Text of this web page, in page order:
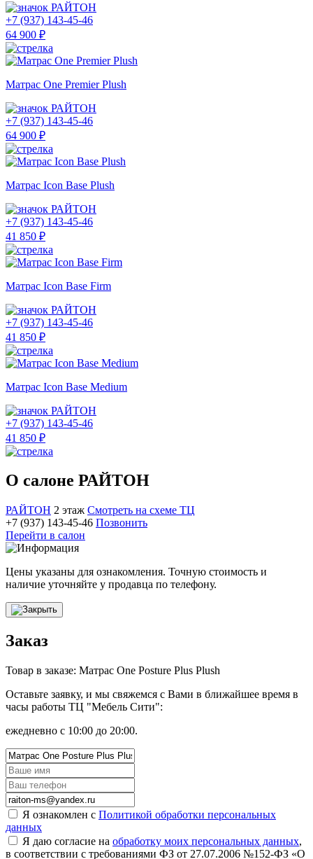
РАЙТОН
+7 (937) 143-45-46
64 900 ₽
Матрас One Premier Plush
РАЙТОН
+7 (937) 143-45-46
64 900 ₽
Матрас Icon Base Plush
РАЙТОН
+7 (937) 143-45-46
41 850 ₽
Матрас Icon Base Firm
РАЙТОН
+7 (937) 143-45-46
41 850 ₽
Матрас Icon Base Medium
РАЙТОН
+7 (937) 143-45-46
41 850 ₽
О салоне РАЙТОН
РАЙТОН 2 этаж Смотреть на схеме ТЦ
+7 (937) 143-45-46 Позвонить
Перейти в салон
Цены указаны для ознакомления. Точную стоимость и
наличие уточняйте у продавца по телефону.
Заказ
Товар в заказе: Матрас One Posture Plus Plush
Оставьте заявку, и мы свяжемся с Вами в ближайшее время в
часы работы ТЦ "Мебель Сити":
ежедневно с 10:00 до 20:00.
Я ознакомлен с Политикой обработки персональных
данных
Я даю согласие на обработку моих персональных данных,
в соответствии с требованиями ФЗ от 27.07.2006 №152-ФЗ «О